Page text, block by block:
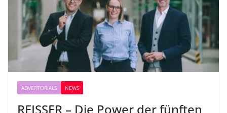
ADVERTORIALS NEWS
REISSER – Die Power der fünften